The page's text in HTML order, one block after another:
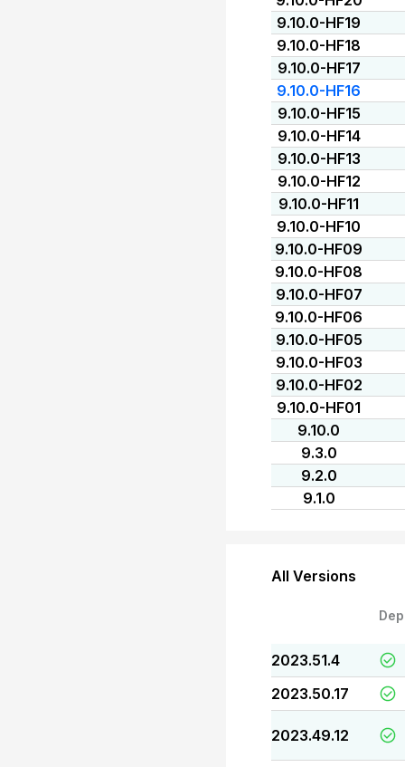
9.10.0-HF19
9.10.0-HF18
9.10.0-HF17
9.10.0-HF16
9.10.0-HF15
9.10.0-HF14
9.10.0-HF13
9.10.0-HF12
9.10.0-HF11
9.10.0-HF10
9.10.0-HF09
9.10.0-HF08
9.10.0-HF07
9.10.0-HF06
9.10.0-HF05
9.10.0-HF03
9.10.0-HF02
9.10.0-HF01
9.10.0
9.3.0
9.2.0
9.1.0
All Versions
2023.51.4
2023.50.17
2023.49.12